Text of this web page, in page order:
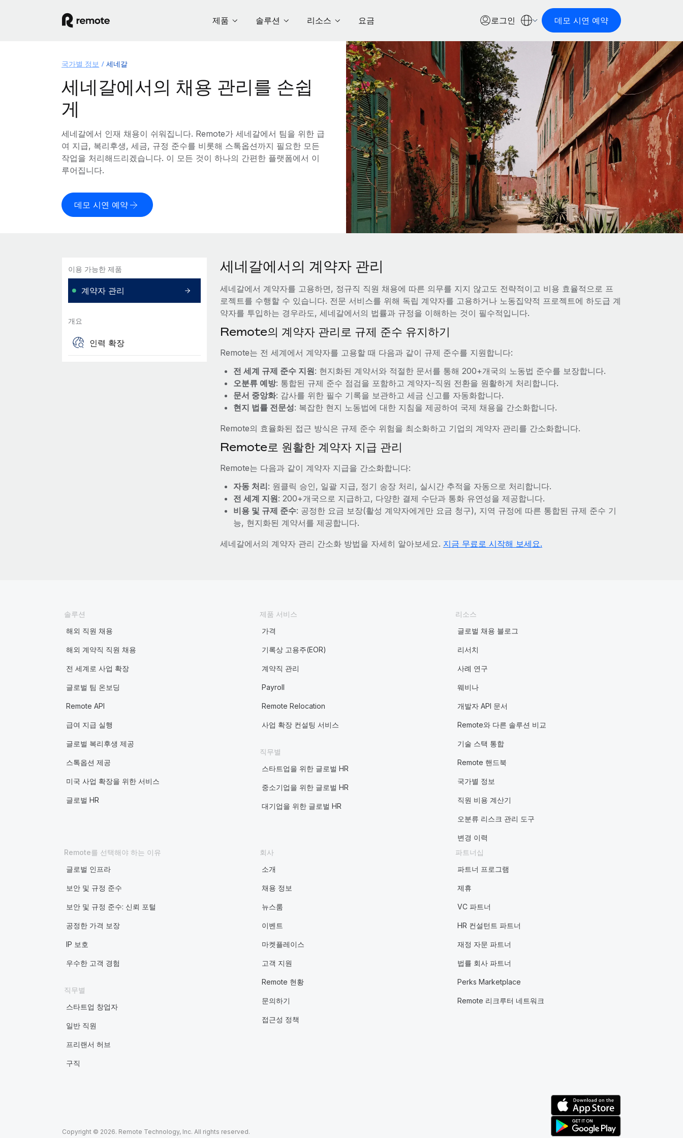
제품 솔루션 리소스 요금 로그인 데모 시연 예약
국가별 정보 세네갈
세네갈에서의 채용 관리를 손쉽
게
세네갈에서 인재 채용이 쉬워집니다. Remote가 세네갈에서 팀을 위한 급
여 지급, 복리후생, 세금, 규정 준수를 비롯해 스톡옵션까지 필요한 모든
작업을 처리해드리겠습니다. 이 모든 것이 하나의 간편한 플랫폼에서 이
루어집니다.
데모 시연 예약
이용 가능한 제품
계약자 관리
개요
인력 확장
세네갈에서의 계약자 관리
세네갈에서 계약자를 고용하면, 정규직 직원 채용에 따른 의무를 지지 않고도 전략적이고 비용 효율적으로 프
로젝트를 수행할 수 있습니다. 전문 서비스를 위해 독립 계약자를 고용하거나 노동집약적 프로젝트에 하도급 계
약자를 투입하는 경우라도, 세네갈에서의 법률과 규정을 이해하는 것이 필수적입니다.
Remote의 계약자 관리로 규제 준수 유지하기
Remote는 전 세계에서 계약자를 고용할 때 다음과 같이 규제 준수를 지원합니다:
전 세계 규제 준수 지원: 현지화된 계약서와 적절한 문서를 통해 200+개국의 노동법 준수를 보장합니다.
오분류 예방: 통합된 규제 준수 점검을 포함하고 계약자-직원 전환을 원활하게 처리합니다.
문서 중앙화: 감사를 위한 필수 기록을 보관하고 세금 신고를 자동화합니다.
현지 법률 전문성: 복잡한 현지 노동법에 대한 지침을 제공하여 국제 채용을 간소화합니다.
Remote의 효율화된 접근 방식은 규제 준수 위험을 최소화하고 기업의 계약자 관리를 간소화합니다.
Remote로 원활한 계약자 지급 관리
Remote는 다음과 같이 계약자 지급을 간소화합니다:
자동 처리: 원클릭 승인, 일괄 지급, 정기 송장 처리, 실시간 추적을 자동으로 처리합니다.
전 세계 지원: 200+개국으로 지급하고, 다양한 결제 수단과 통화 유연성을 제공합니다.
비용 및 규제 준수: 공정한 요금 보장(활성 계약자에게만 요금 청구), 지역 규정에 따른 통합된 규제 준수 기
능, 현지화된 계약서를 제공합니다.
세네갈에서의 계약자 관리 간소화 방법을 자세히 알아보세요. 지금 무료로 시작해 보세요.
솔루션
해외 직원 채용
해외 계약직 직원 채용
전 세계로 사업 확장
글로벌 팀 온보딩
Remote API
급여 지급 실행
글로벌 복리후생 제공
스톡옵션 제공
미국 사업 확장을 위한 서비스
글로벌 HR
제품 서비스
가격
기록상 고용주(EOR)
계약직 관리
Payroll
Remote Relocation
사업 확장 컨설팅 서비스
직무별
스타트업을 위한 글로벌 HR
중소기업을 위한 글로벌 HR
대기업을 위한 글로벌 HR
리소스
글로벌 채용 블로그
리서치
사례 연구
웨비나
개발자 API 문서
Remote와 다른 솔루션 비교
기술 스택 통합
Remote 핸드북
국가별 정보
직원 비용 계산기
오분류 리스크 관리 도구
변경 이력
Remote를 선택해야 하는 이유
글로벌 인프라
보안 및 규정 준수
보안 및 규정 준수: 신뢰 포털
공정한 가격 보장
IP 보호
우수한 고객 경험
직무별
스타트업 창업자
일반 직원
프리랜서 허브
구직
회사
소개
채용 정보
뉴스룸
이벤트
마켓플레이스
고객 지원
Remote 현황
문의하기
접근성 정책
파트너십
파트너 프로그램
제휴
VC 파트너
HR 컨설턴트 파트너
재정 자문 파트너
법률 회사 파트너
Perks Marketplace
Remote 리크루터 네트워크
Copyright © 2026. Remote Technology, Inc. All rights reserved.